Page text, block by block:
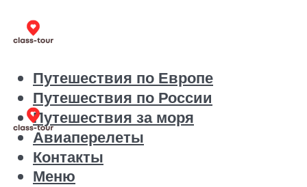
Путешествия по Европе
Путешествия по России
Путешествия за моря
Авиаперелеты
Контакты
Меню